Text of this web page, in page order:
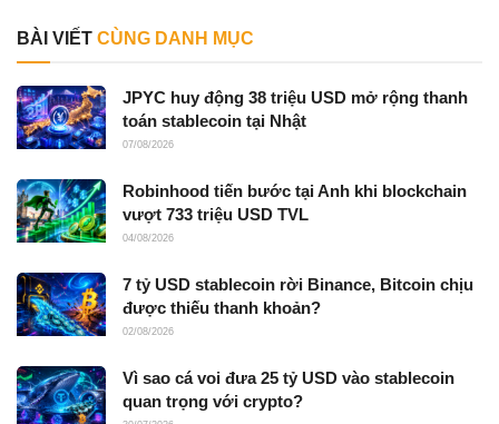
BÀI VIẾT CÙNG DANH MỤC
JPYC huy động 38 triệu USD mở rộng thanh
toán stablecoin tại Nhật
07/08/2026
Robinhood tiến bước tại Anh khi blockchain
vượt 733 triệu USD TVL
04/08/2026
7 tỷ USD stablecoin rời Binance, Bitcoin chịu
được thiếu thanh khoản?
02/08/2026
Vì sao cá voi đưa 25 tỷ USD vào stablecoin
quan trọng với crypto?